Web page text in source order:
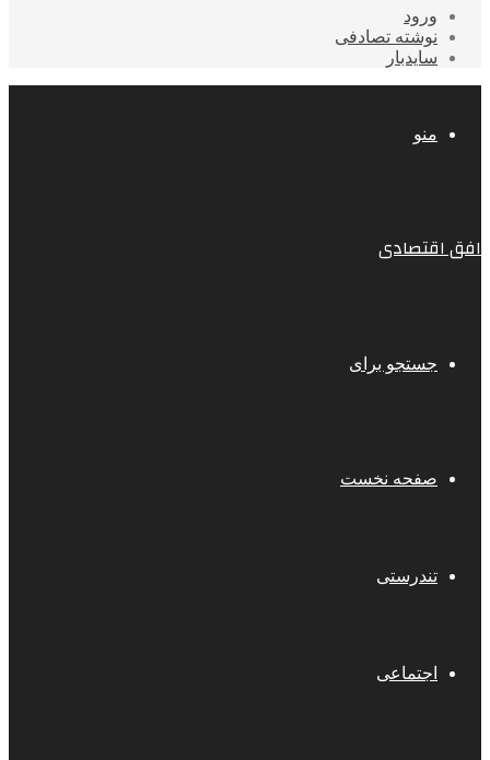
ورود
نوشته تصادفی
سایدبار
منو
افق اقتصادی
جستجو برای
صفحه نخست
تندرستی
اجتماعی